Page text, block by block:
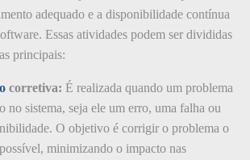
adequado e a disponibilidade contínua
Essas atividades podem ser divididas
principais:
corretiva: É realizada quando um problema
no sistema, seja ele um erro, uma falha ou
O objetivo é corrigir o problema o
minimizando o impacto nas